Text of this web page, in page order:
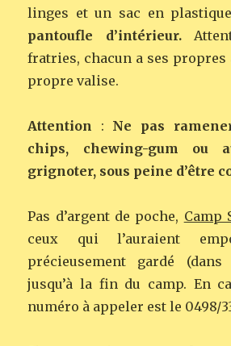
linges et un sac en
pantoufle d’intérieur.
fratries, chacun a ses propres
propre valise.
Attention : Ne pas
chips, chewing-gum ou
grignoter, sous peine d’être
Pas d’argent de poche, Camp
ceux qui l’auraient
précieusement gardé
jusqu’à la fin du camp. En
numéro à appeler est le 0498/